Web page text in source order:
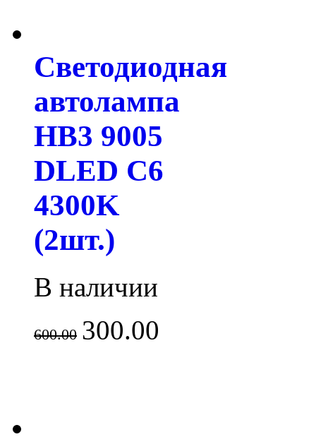
Светодиодная
автолампа
HB3 9005
DLED C6
4300K
(2шт.)
В наличии
600.00 300.00